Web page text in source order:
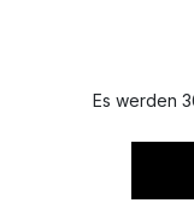
Es werden